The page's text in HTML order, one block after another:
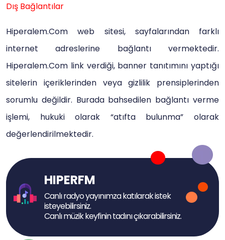
Dış Bağlantılar
Hiperalem.Com web sitesi, sayfalarından farklı
internet adreslerine bağlantı vermektedir.
Hiperalem.Com link verdiği, banner tanıtımını yaptığı
sitelerin içeriklerinden veya gizlilik prensiplerinden
sorumlu değildir. Burada bahsedilen bağlantı verme
işlemi, hukuki olarak “atıfta bulunma” olarak
değerlendirilmektedir.
HIPERFM
Canlı radyo yayınımza katılarak istek
isteyebilirsiniz.
Canlı müzik keyfinin tadını çıkarabilirsiniz.